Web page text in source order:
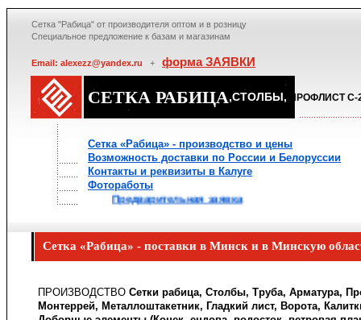
Сетка "Рабица" от производителя оптом и в розницу
Специальное предложение к базам и магазинам
Email: alexezz@yandex.ru + форма ЗАЯВКИ
СЕТКА РАБИЦА,СТОЛБЫ, ПРОФЛИСТ С-
Сетка «Рабица» - производство и цены
Возможность доставки по России и Белоруссии
Контакты и реквизиты в Калуге
Фотоработы
Предварительная заявка
Сетка «Рабица» - поставки в Минск и в Минскую
ПРОИЗВОДСТВО Сетки рабица, Столбы, Труба, Арматура,
Монтеррей, Металлоштакетник, Гладкий лист, Ворота,